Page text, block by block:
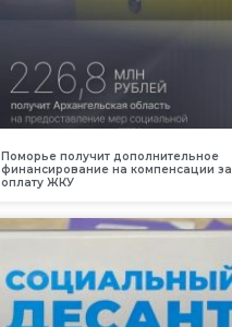
Поморье получит дополнительное
финансирование на компенсации за
оплату ЖКУ